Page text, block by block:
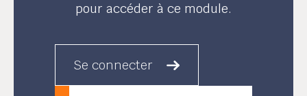
pour accéder à ce module.
Se connecter